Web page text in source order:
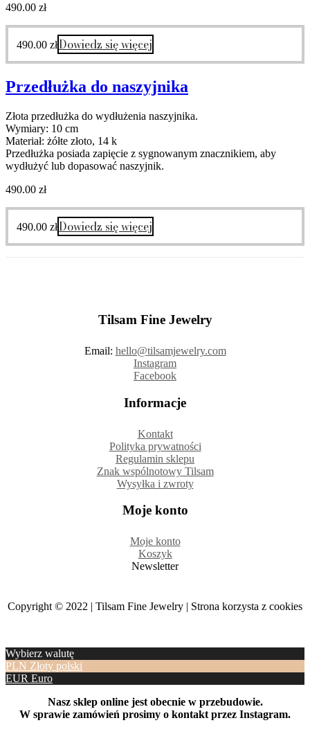
490.00 zł
490.00 złDowiedz się więcej
Przedłużka do naszyjnika
Złota przedłużka do wydłużenia naszyjnika.
Wymiary: 10 cm
Materiał: żółte złoto, 14 k
Przedłużka posiada zapięcie z sygnowanym znacznikiem, aby
wydłużyć lub dopasować naszyjnik.
490.00 zł
490.00 złDowiedz się więcej
Tilsam Fine Jewelry
Email: hello@tilsamjewelry.com
Instagram
Facebook
Informacje
Kontakt
Polityka prywatności
Regulamin sklepu
Znak wspólnotowy Tilsam
Wysyłka i zwroty
Moje konto
Moje konto
Koszyk
Newsletter
Copyright © 2022 | Tilsam Fine Jewelry | Strona korzysta z cookies
Wybierz walutę
PLN Złoty polski
EUR Euro
Nasz sklep online jest obecnie w przebudowie.
W sprawie zamówień prosimy o kontakt przez Instagram.